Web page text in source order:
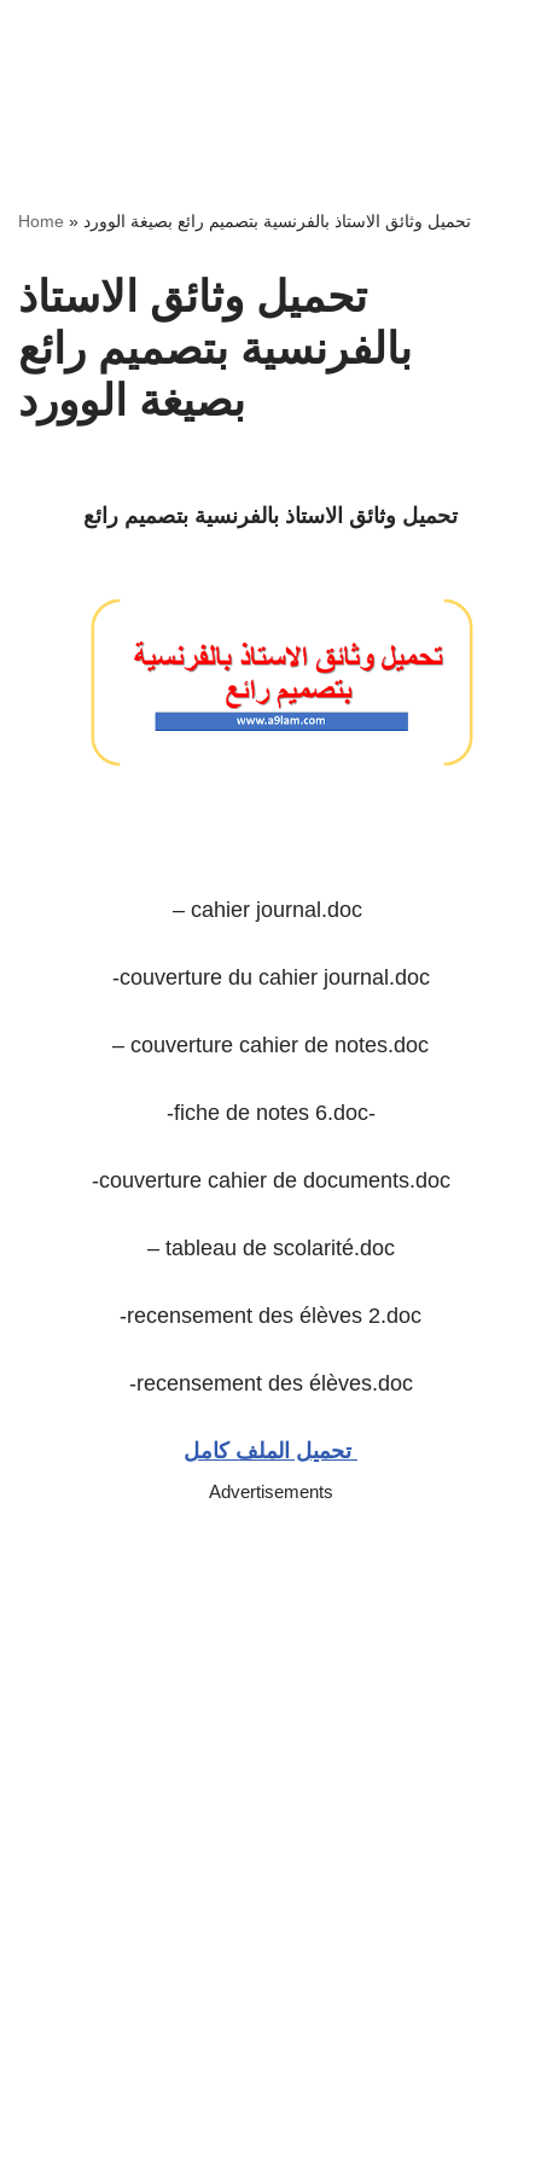
Home » تحميل وثائق الاستاذ بالفرنسية بتصميم رائع بصيغة الوورد
تحميل وثائق الاستاذ
بالفرنسية بتصميم رائع
بصيغة الوورد
تحميل وثائق الاستاذ بالفرنسية بتصميم رائع
– cahier journal.doc
-couverture du cahier journal.doc
– couverture cahier de notes.doc
-fiche de notes 6.doc-
-couverture cahier de documents.doc
– tableau de scolarité.doc
-recensement des élèves 2.doc
-recensement des élèves.doc
تحميل الملف كامل
Advertisements